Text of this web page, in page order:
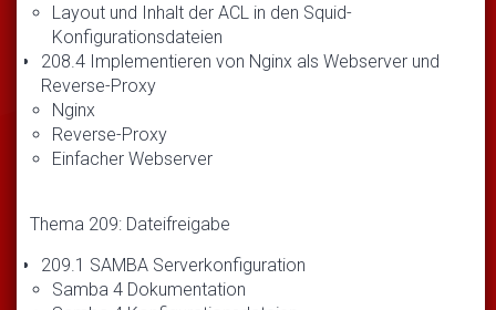
Layout und Inhalt der ACL in den Squid-
Konfigurationsdateien
208.4 Implementieren von Nginx als Webserver und
Reverse-Proxy
Nginx
Reverse-Proxy
Einfacher Webserver
Thema 209: Dateifreigabe
209.1 SAMBA Serverkonfiguration
Samba 4 Dokumentation